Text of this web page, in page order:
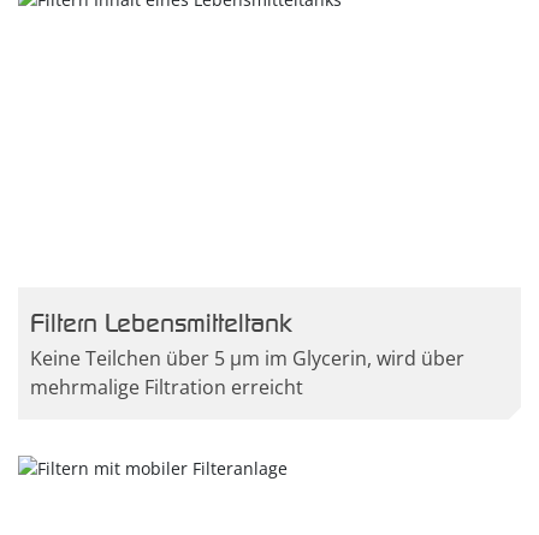
Filtern Lebensmitteltank
Keine Teilchen über 5 µm im Glycerin, wird über
mehrmalige Filtration erreicht